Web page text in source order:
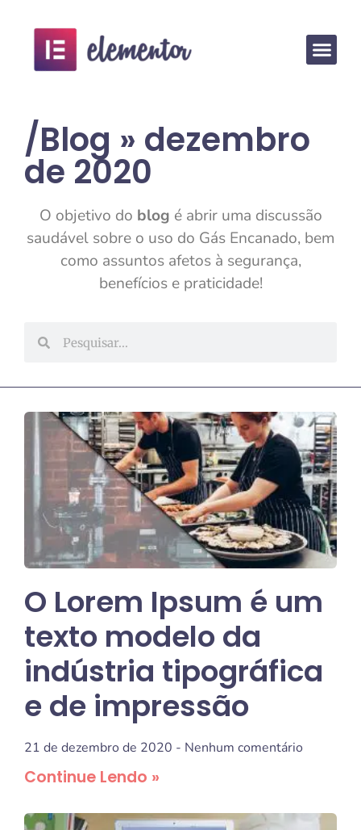
/Blog » dezembro
de 2020
O objetivo do blog é abrir uma discussão
saudável sobre o uso do Gás Encanado, bem
como assuntos afetos à segurança,
benefícios e praticidade!
O Lorem Ipsum é um
texto modelo da
indústria tipográfica
e de impressão
21 de dezembro de 2020 Nenhum comentário
Continue Lendo »